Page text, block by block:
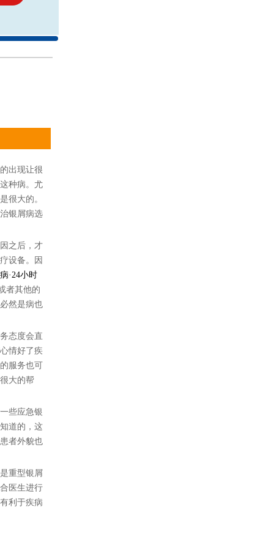
出现让很
种病。尤
很大的。
银屑病选
之后，才
设备。因
·24小时
者其他的
然是病也
态度会直
情好了疾
服务也可
大的帮
些应急银
道的，这
者外貌也
重型银屑
医生进行
利于疾病